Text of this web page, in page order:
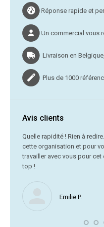
Réponse rapide et
Un commercial vous
Livraison en
Plus de 1000
Avis clients
Quelle rapidité ! Rien à
cette organisation et pour
travailler avec vous pour cet
top !
Emilie P.